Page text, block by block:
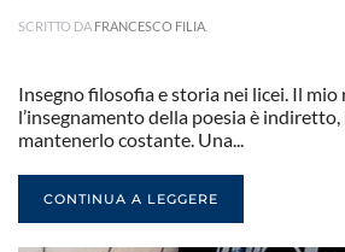
SCRITTO DA FRANCESCO FILIA
Insegno filosofia e storia nei licei. Il
l’insegnamento della poesia è
mantenerlo costante. Una...
CONTINUA A LEGGERE